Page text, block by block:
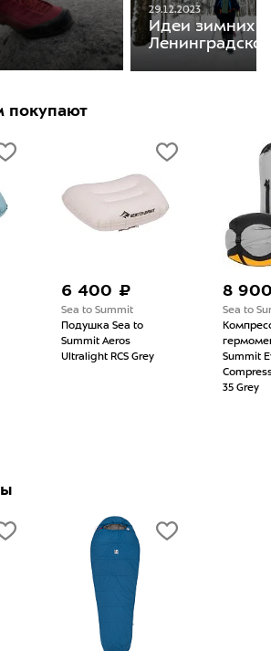
29.12.2023
Идеи зимних
покупают
6 400 ₽
Sea to Summit
Подушка Sea to
Summit Aeros
Ultralight RCS Grey
8
Sea to
Summit
35 Grey